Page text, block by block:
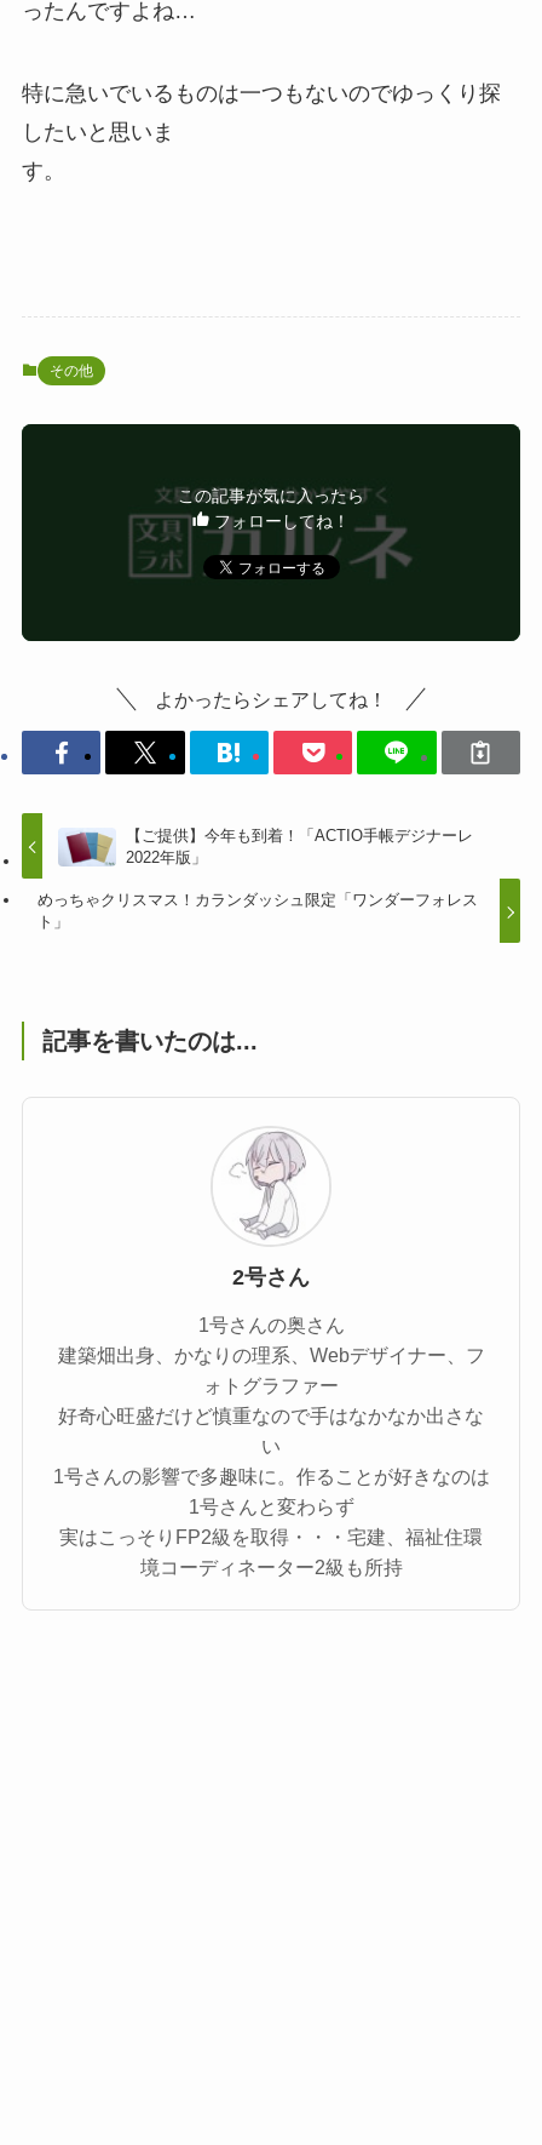
ったんですよね…
特に急いでいるものは一つもないのでゆっくり探
したいと思いま
す。
その他
この記事が気に入ったら
フォローしてね！
よかったらシェアしてね！
【ご提供】今年も到着！「ACTIO手帳デジナーレ
2022年版」
めっちゃクリスマス！カランダッシュ限定「ワンダーフォレス
ト」
記事を書いたのは...
2号さん
1号さんの奥さん
建築畑出身、かなりの理系、Webデザイナー、フ
ォトグラファー
好奇心旺盛だけど慎重なので手はなかなか出さな
い
1号さんの影響で多趣味に。作ることが好きなのは
1号さんと変わらず
実はこっそりFP2級を取得・・・宅建、福祉住環
境コーディネーター2級も所持